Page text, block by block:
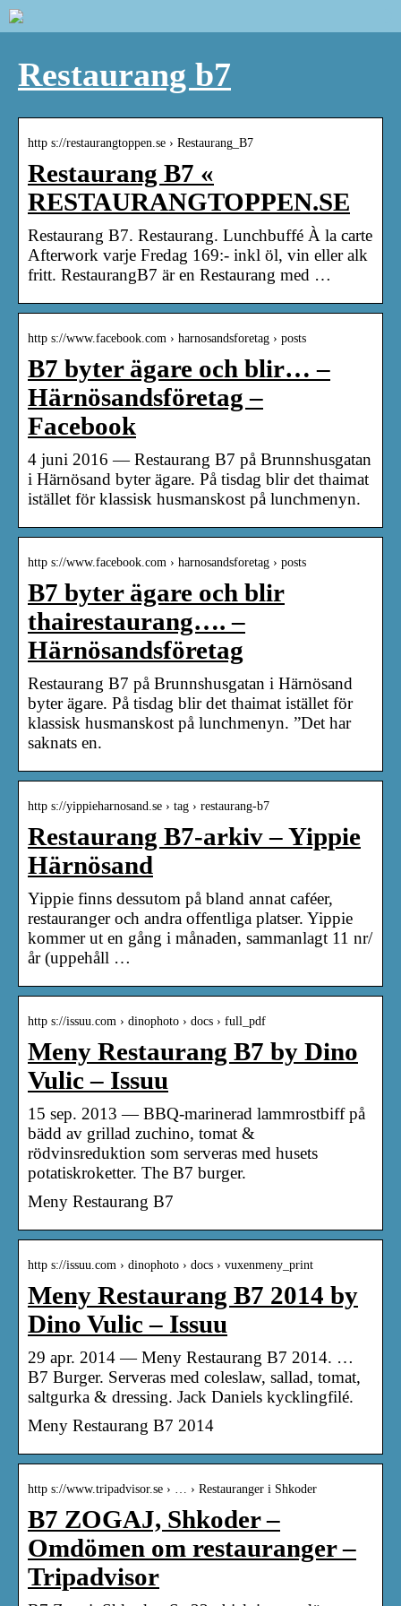
Restaurang b7
http s://restaurangtoppen.se › Restaurang_B7
Restaurang B7 «
RESTAURANGTOPPEN.SE
Restaurang B7. Restaurang. Lunchbuffé À la carte
Afterwork varje Fredag 169:- inkl öl, vin eller alk
fritt. RestaurangB7 är en Restaurang med …
http s://www.facebook.com › harnosandsforetag › posts
B7 byter ägare och blir… –
Härnösandsföretag –
Facebook
4 juni 2016 — Restaurang B7 på Brunnshusgatan
i Härnösand byter ägare. På tisdag blir det thaimat
istället för klassisk husmanskost på lunchmenyn.
http s://www.facebook.com › harnosandsforetag › posts
B7 byter ägare och blir
thairestaurang…. –
Härnösandsföretag
Restaurang B7 på Brunnshusgatan i Härnösand
byter ägare. På tisdag blir det thaimat istället för
klassisk husmanskost på lunchmenyn. ”Det har
saknats en.
http s://yippieharnosand.se › tag › restaurang-b7
Restaurang B7-arkiv – Yippie
Härnösand
Yippie finns dessutom på bland annat caféer,
restauranger och andra offentliga platser. Yippie
kommer ut en gång i månaden, sammanlagt 11 nr/
år (uppehåll …
http s://issuu.com › dinophoto › docs › full_pdf
Meny Restaurang B7 by Dino
Vulic – Issuu
15 sep. 2013 — BBQ-marinerad lammrostbiff på
bädd av grillad zuchino, tomat &
rödvinsreduktion som serveras med husets
potatiskroketter. The B7 burger.
Meny Restaurang B7
http s://issuu.com › dinophoto › docs › vuxenmeny_print
Meny Restaurang B7 2014 by
Dino Vulic – Issuu
29 apr. 2014 — Meny Restaurang B7 2014. …
B7 Burger. Serveras med coleslaw, sallad, tomat,
saltgurka & dressing. Jack Daniels kycklingfilé.
Meny Restaurang B7 2014
http s://www.tripadvisor.se › … › Restauranger i Shkoder
B7 ZOGAJ, Shkoder –
Omdömen om restauranger –
Tripadvisor